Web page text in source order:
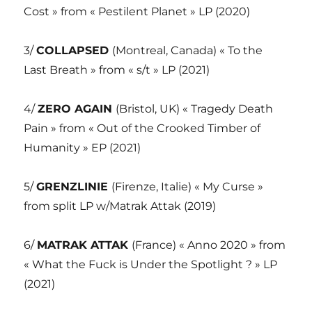
Cost » from « Pestilent Planet » LP (2020)
3/COLLAPSED (Montreal, Canada) « To the
Last Breath » from « s/t » LP (2021)
4/ZERO AGAIN (Bristol, UK) « Tragedy Death
Pain » from « Out of the Crooked Timber of
Humanity » EP (2021)
5/GRENZLINIE (Firenze, Italie) « My Curse »
from split LP w/Matrak Attak (2019)
6/ MATRAK ATTAK (France) « Anno 2020 » from
« What the Fuck is Under the Spotlight ? » LP
(2021)